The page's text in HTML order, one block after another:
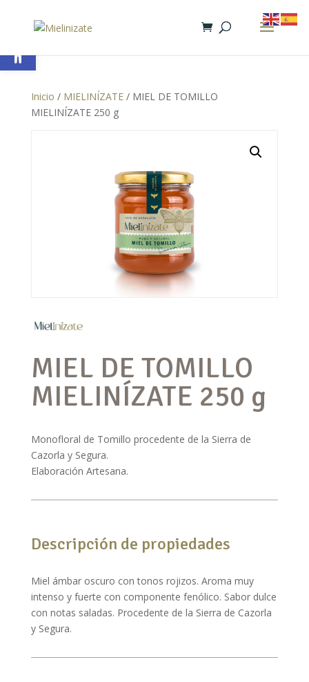
Abrir barra de herramientas
Inicio / MIELINÍZATE/ MIEL DE TOMILLO
MIELINÍZATE 250 g
MIEL DE TOMILLO
MIELINÍZATE 250 g
Monofloral de Tomillo procedente de la Sierra de
Cazorla y Segura.
Elaboración Artesana.
Descripción de propiedades
Miel ámbar oscuro con tonos rojizos. Aroma muy
intenso y fuerte con componente fenólico. Sabor dulce
con notas saladas. Procedente de la Sierra de Cazorla
y Segura.